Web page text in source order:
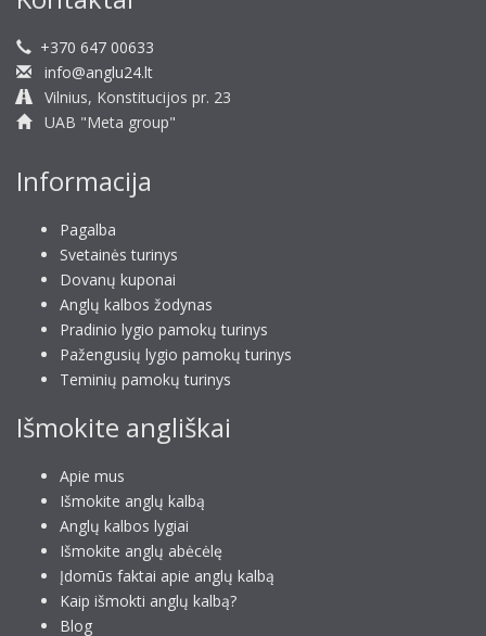
+370 647 00633
info@anglu24.lt
Vilnius, Konstitucijos pr. 23
UAB "Meta group"
Informacija
Pagalba
Svetainės turinys
Dovanų kuponai
Anglų kalbos žodynas
Pradinio lygio pamokų turinys
Pažengusių lygio pamokų turinys
Teminių pamokų turinys
Išmokite angliškai
Apie mus
Išmokite anglų kalbą
Anglų kalbos lygiai
Išmokite anglų abėcėlę
Įdomūs faktai apie anglų kalbą
Kaip išmokti anglų kalbą?
Blog